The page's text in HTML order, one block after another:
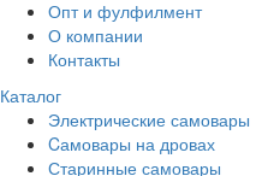
Опт и фулфилмент
О компании
Контакты
Каталог
Электрические самовары
Cамовары на дровах
Старинные самовары